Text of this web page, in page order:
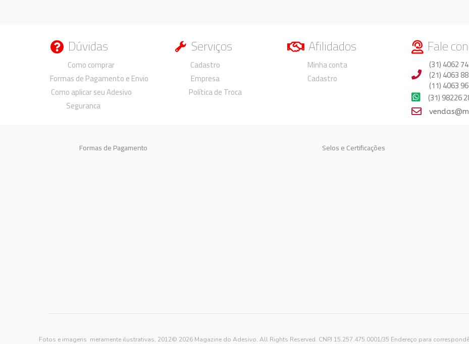
Duvidas
Dúvidas
Como comprar
Formas de Pagamento e Envio
Como aplicar seu Adesivo
Seguranca
Duvidas
Serviços
Cadastro
Empresa
Política de Troca
Duvidas
Afilidados
Minha conta
Cadastro
Duvidas
Fale
(31) 4062
(21) 4063
(11) 4063
(31) 98226
Formas de Pagamento Selos e Certificações
Fotos e imagens meramente ilustrativas, 2012© 2026 Magazine do Adesivo. All Rights Reserved. CNPJ 15.257.475.0001/35 Endereço para